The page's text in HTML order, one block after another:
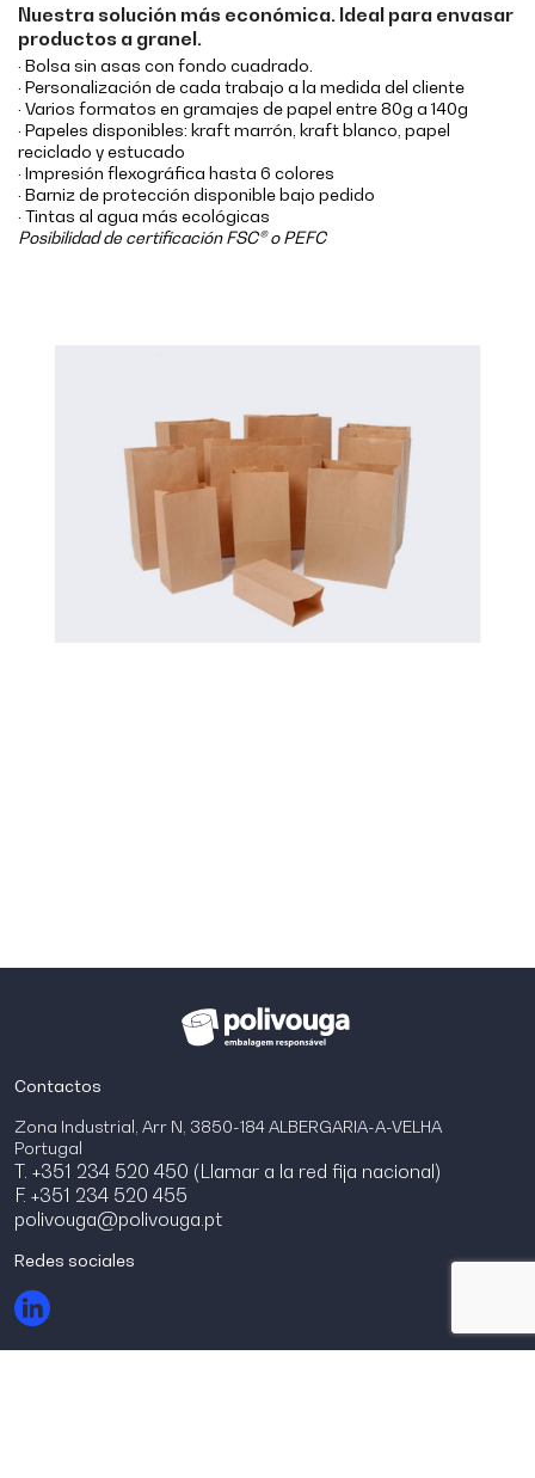
Nuestra solución más económica. Ideal para envasar
productos a granel.
· Bolsa sin asas con fondo cuadrado.
· Personalización de cada trabajo a la medida del cliente
· Varios formatos en gramajes de papel entre 80g a 140g
· Papeles disponibles: kraft marrón, kraft blanco, papel
reciclado y estucado
· Impresión flexográfica hasta 6 colores
· Barniz de protección disponible bajo pedido
· Tintas al agua más ecológicas
Posibilidad de certificación FSC® o PEFC
Contactos
Zona Industrial, Arr N, 3850-184 ALBERGARIA-A-VELHA
Portugal
T. +351 234 520 450 (Llamar a la red fija nacional)
F. +351 234 520 455
polivouga@polivouga.pt
Redes sociales